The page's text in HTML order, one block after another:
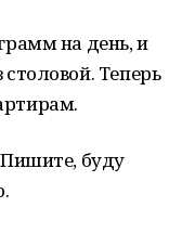
на день, и
Теперь
Пишите, буду